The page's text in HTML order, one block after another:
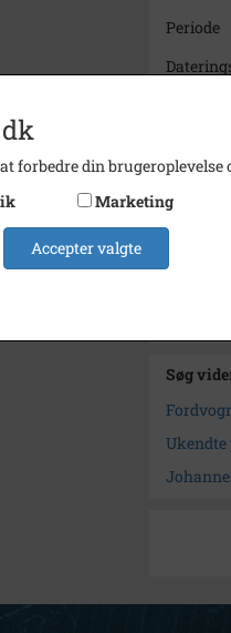
Periode
Type
Søg
Ukendte
forbedre din
Marketing
Accepter valgte